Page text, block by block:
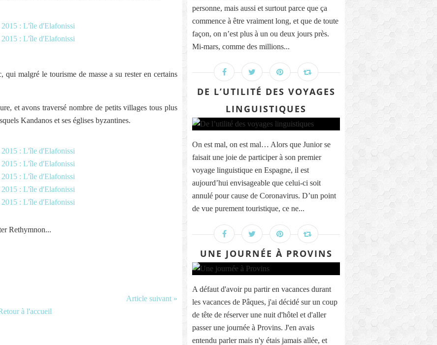
malgré le tourisme de masse a su rester en certains
et avons traversé nombre de petits villages tous plus
Kandanos et ses églises byzantines.
Rethymnon...
Article suivant »
à l'accueil
personne, mais aussi et surtout parce que ça
commence à être vraiment long, et que de toute
façon, on n’est plus à un ou deux jours près.
Mi-mars, comme des millions...
DE L’UTILITÉ DES VOYAGES
LINGUISTIQUES
On est mal, on est mal… Alors que Junior se
faisait une joie de participer à son premier
voyage linguistique en Espagne, il est
aujourd’hui envisageable que celui-ci soit
annulé pour cause de Coronavirus. D’un point
de vue purement touristique, ce ne...
UNE JOURNÉE À PROVINS
A défaut d'avoir pu partir en vacances durant
les vacances de Pâques, j'ai décidé sur un coup
de tête de réserver une nuit d'hôtel et d'aller
passer une journée à Provins. J'en avais
entendu parler mais n'y étais jamais allée, et